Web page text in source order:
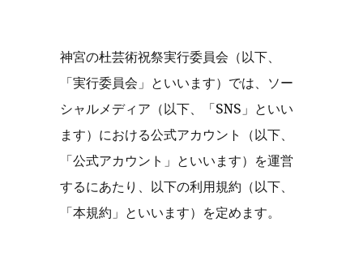
神宮の杜芸術祝祭実行委員会（以下、
「実行委員会」といいます）では、ソー
シャルメディア（以下、「SNS」といい
ます）における公式アカウント（以下、
「公式アカウント」といいます）を運営
するにあたり、以下の利用規約（以下、
「本規約」といいます）を定めます。